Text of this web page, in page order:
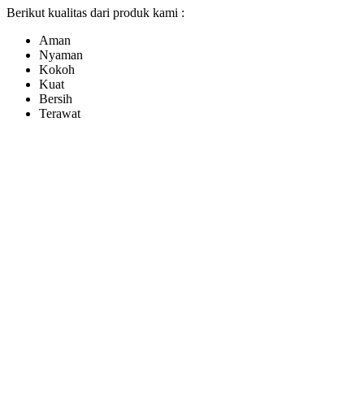
Berikut kualitas dari produk kami :
Aman
Nyaman
Kokoh
Kuat
Bersih
Terawat